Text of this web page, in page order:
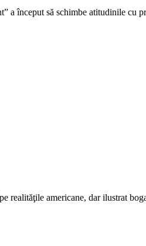
a început să schimbe atitudinile
realităţile americane, dar ilustrat